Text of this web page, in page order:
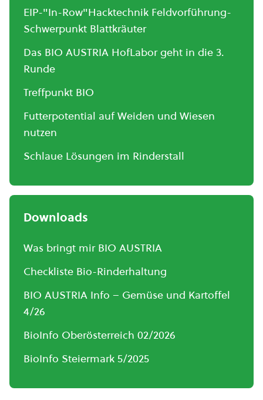
EIP-"In-Row"Hacktechnik Feldvorführung-
Schwerpunkt Blattkräuter
Das BIO AUSTRIA HofLabor geht in die 3.
Runde
Treffpunkt BIO
Futterpotential auf Weiden und Wiesen
nutzen
Schlaue Lösungen im Rinderstall
Downloads
Was bringt mir BIO AUSTRIA
Checkliste Bio-Rinderhaltung
BIO AUSTRIA Info – Gemüse und Kartoffel
4/26
BioInfo Oberösterreich 02/2026
BioInfo Steiermark 5/2025